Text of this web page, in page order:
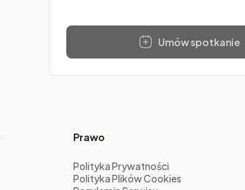
Umów spotkanie
Prawo
Polityka Prywatności
Polityka Plików Cookies